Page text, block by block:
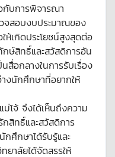
กับการพิจารณา
วจสอบงบประมาณของ
เกิดประโยชน์สูงสุดต่อ
ษ์สิทธิ์และสวัสดิการอัน
สื่อกลางในการรับเรื่อง
างนักศึกษาที่อยากให้
โจ้ จึงได้เห็นถึงความ
สิทธิ์และสวัสดิการ
ศึกษาได้รับรู้และ
ยาลัยได้จัดสรรให้